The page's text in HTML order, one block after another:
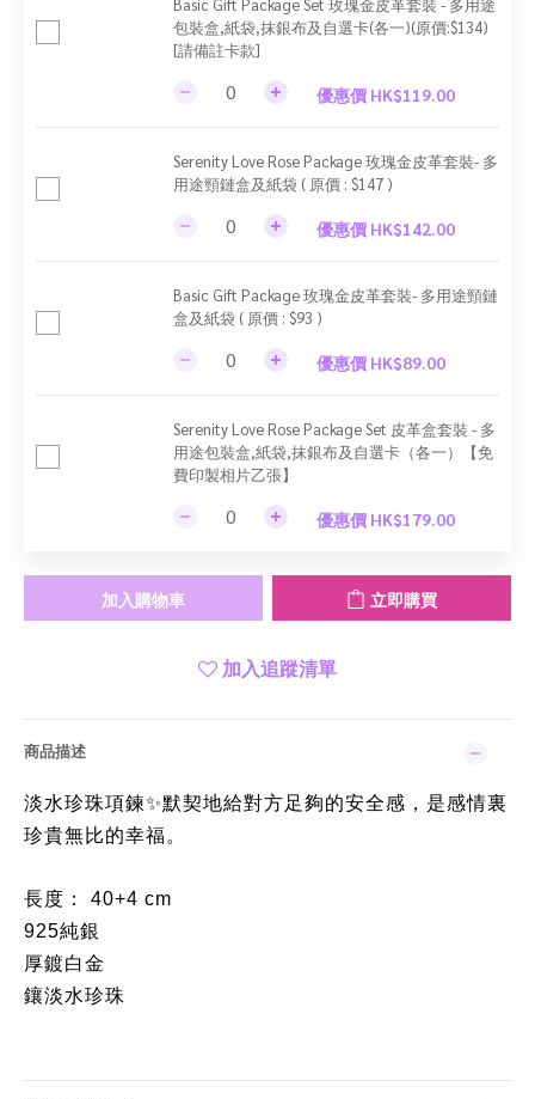
Basic Gift Package Set 玫瑰金皮革套裝 - 多用途
包裝盒,紙袋,抹銀布及自選卡(各一)(原價:$134)
[請備註卡款]
優惠價 HK$119.00
Serenity Love Rose Package 玫瑰金皮革套裝- 多
用途頸鏈盒及紙袋 ( 原價 : $147 )
優惠價 HK$142.00
Basic Gift Package 玫瑰金皮革套裝- 多用途頸鏈
盒及紙袋 ( 原價 : $93 )
優惠價 HK$89.00
Serenity Love Rose Package Set 皮革盒套裝 - 多
用途包裝盒,紙袋,抹銀布及自選卡（各一）【免
費印製相片乙張】
優惠價 HK$179.00
加入購物車 立即購買
加入追蹤清單
商品描述
淡水珍珠項鍊✨默契地給對方足夠的安全感，是感情裏
珍貴無比的幸福。
長度： 40+4 cm
925純銀
厚鍍白金
鑲淡水珍珠